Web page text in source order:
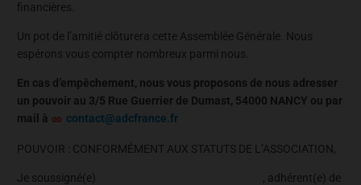
financières.
Un pot de l’amitié clôturera cette Assemblée Générale. Nous
espérons vous compter nombreux parmi nous.
En cas d’empêchement, nous vous proposons de nous adresser
un pouvoir au 3/5 Rue Guerrier de Dumast, 54000 NANCY ou par
mail à
contact@adcfrance.fr
POUVOIR : CONFORMÉMENT AUX STATUTS DE L’ASSOCIATION,
Je soussigné(e) , adhérent(e) de